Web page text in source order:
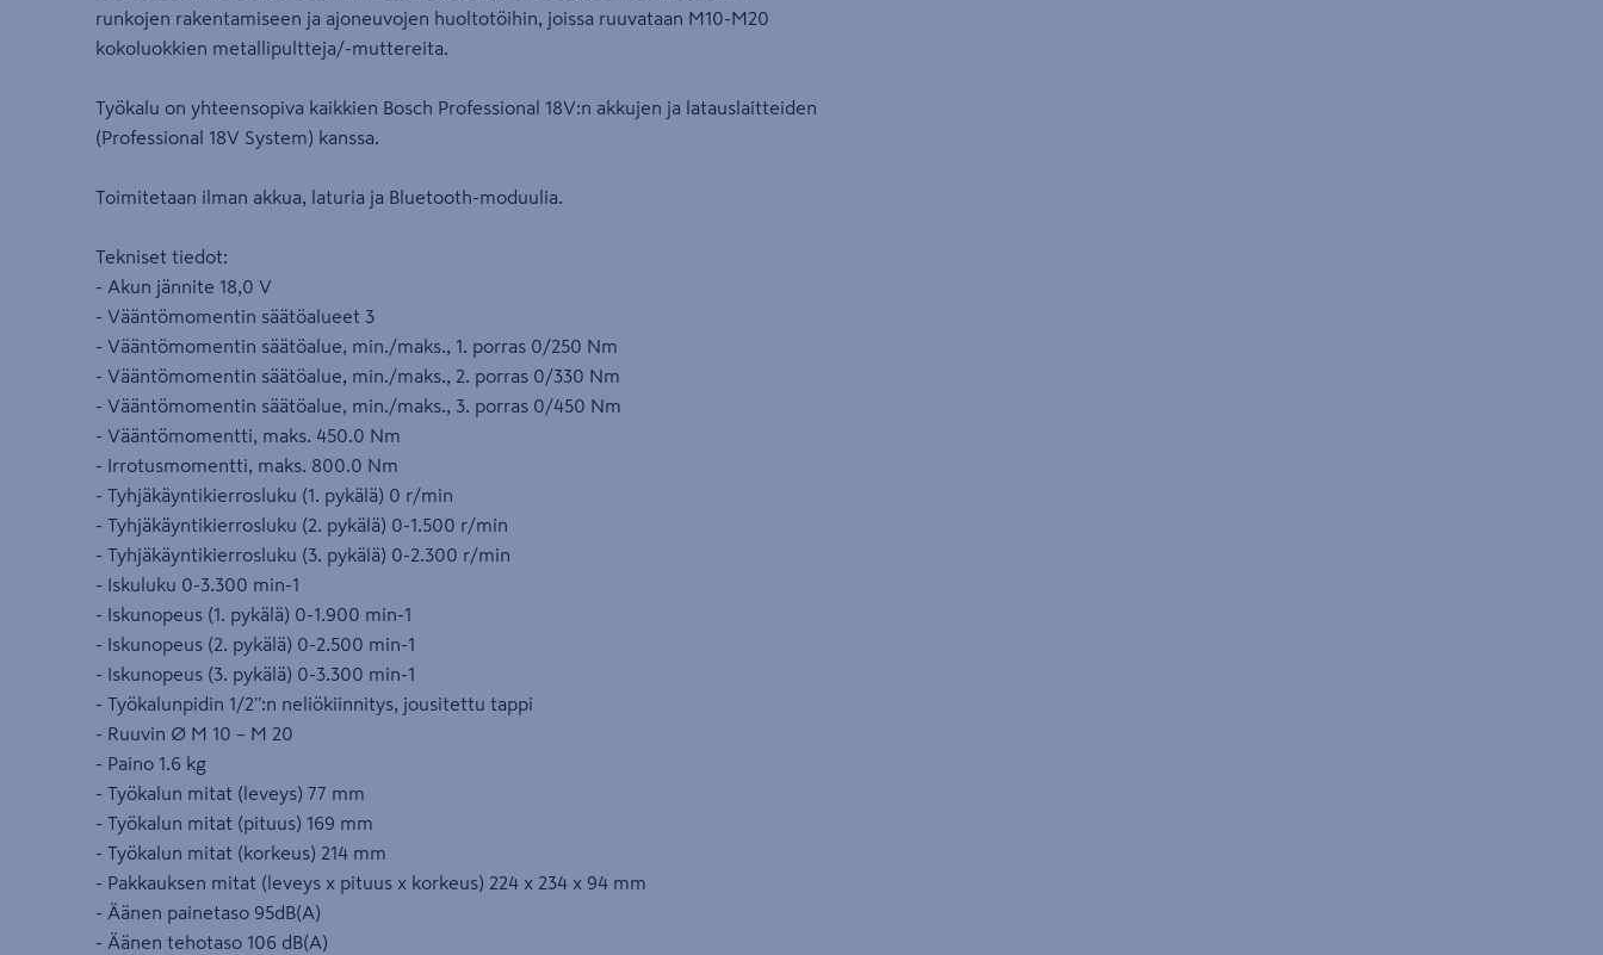
runkojen rakentamiseen ja ajoneuvojen huoltotöihin, joissa ruuvataan M10-M20
kokoluokkien metallipultteja/-muttereita.
Työkalu on yhteensopiva kaikkien Bosch Professional 18V:n akkujen ja latauslaitteiden
(Professional 18V System) kanssa.
Toimitetaan ilman akkua, laturia ja Bluetooth-moduulia.
Tekniset tiedot:
- Akun jännite 18,0 V
- Vääntömomentin säätöalueet 3
- Vääntömomentin säätöalue, min./maks., 1. porras 0/250 Nm
- Vääntömomentin säätöalue, min./maks., 2. porras 0/330 Nm
- Vääntömomentin säätöalue, min./maks., 3. porras 0/450 Nm
- Vääntömomentti, maks. 450.0 Nm
- Irrotusmomentti, maks. 800.0 Nm
- Tyhjäkäyntikierrosluku (1. pykälä) 0 r/min
- Tyhjäkäyntikierrosluku (2. pykälä) 0-1.500 r/min
- Tyhjäkäyntikierrosluku (3. pykälä) 0-2.300 r/min
- Iskuluku 0-3.300 min-1
- Iskunopeus (1. pykälä) 0-1.900 min-1
- Iskunopeus (2. pykälä) 0-2.500 min-1
- Iskunopeus (3. pykälä) 0-3.300 min-1
- Työkalunpidin 1/2'':n neliökiinnitys, jousitettu tappi
- Ruuvin Ø M 10 – M 20
- Paino 1.6 kg
- Työkalun mitat (leveys) 77 mm
- Työkalun mitat (pituus) 169 mm
- Työkalun mitat (korkeus) 214 mm
- Pakkauksen mitat (leveys x pituus x korkeus) 224 x 234 x 94 mm
- Äänen painetaso 95dB(A)
- Äänen tehotaso 106 dB(A)